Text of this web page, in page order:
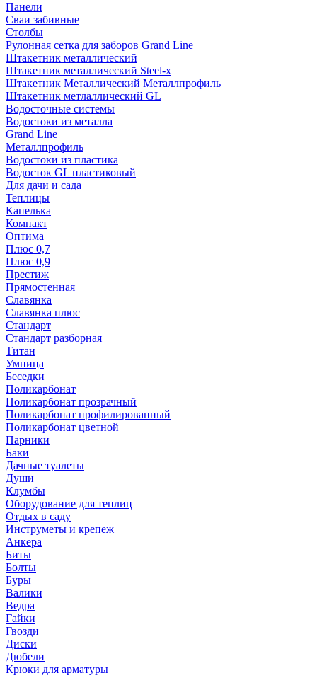
Панели
Сваи забивные
Столбы
Рулонная сетка для заборов Grand Line
Штакетник металлический
Штакетник металлический Steel-x
Штакетник Металлический Металлпрофиль
Штакетник метлаллический GL
Водосточные системы
Водостоки из металла
Grand Line
Металлпрофиль
Водостоки из пластика
Водосток GL пластиковый
Для дачи и сада
Теплицы
Капелька
Компакт
Оптима
Плюс 0,7
Плюс 0,9
Престиж
Прямостенная
Славянка
Славянка плюс
Стандарт
Стандарт разборная
Титан
Умница
Беседки
Поликарбонат
Поликарбонат прозрачный
Поликарбонат профилированный
Поликарбонат цветной
Парники
Баки
Дачные туалеты
Души
Клумбы
Оборудование для теплиц
Отдых в саду
Инструметы и крепеж
Анкера
Биты
Болты
Буры
Валики
Ведра
Гайки
Гвозди
Диски
Дюбели
Крюки для арматуры